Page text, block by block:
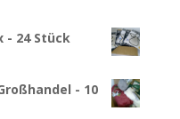
- 24 Stück
- 10